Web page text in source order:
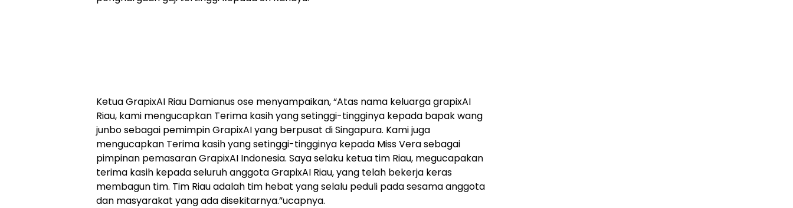
Ketua GrapixAI Riau Damianus ose menyampaikan, “Atas nama keluarga grapixAI
Riau, kami mengucapkan Terima kasih yang setinggi-tingginya kepada bapak wang
junbo sebagai pemimpin GrapixAI yang berpusat di Singapura. Kami juga
mengucapkan Terima kasih yang setinggi-tingginya kepada Miss Vera sebagai
pimpinan pemasaran GrapixAI Indonesia. Saya selaku ketua tim Riau, megucapakan
terima kasih kepada seluruh anggota GrapixAI Riau, yang telah bekerja keras
membagun tim. Tim Riau adalah tim hebat yang selalu peduli pada sesama anggota
dan masyarakat yang ada disekitarnya.”ucapnya.